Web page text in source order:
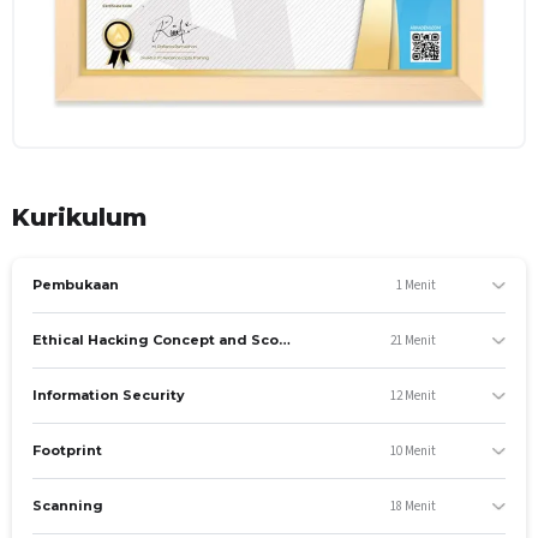
Kurikulum
Pembukaan 1 Menit
Ethical Hacking Concept and Scope 21 Menit
Information Security 12 Menit
Footprint 10 Menit
Scanning 18 Menit